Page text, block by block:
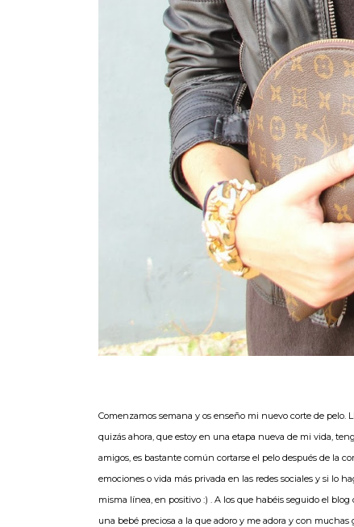
Comenzamos semana y os enseño mi nuevo corte de
quizás ahora, que estoy en una etapa nueva de mi vida,
amigos, es bastante común cortarse el pelo después de la
emociones o vida más privada en las redes sociales y si lo
misma línea, en positivo :) . A los que habéis seguido el
una bebé preciosa a la que adoro y me adora y con